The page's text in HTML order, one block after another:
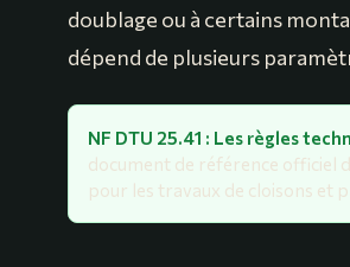
doublage ou à certains
dépend de plusieurs
NF DTU 25.41 : Les règles
document de référence officiel
pour les travaux de cloisons et